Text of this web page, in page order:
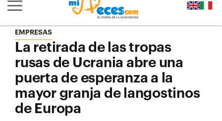
Mostrar/ocultar navegación principal
EMPRESAS
La retirada de las tropas
rusas de Ucrania abre una
puerta de esperanza a la
mayor granja de langostinos
de Europa